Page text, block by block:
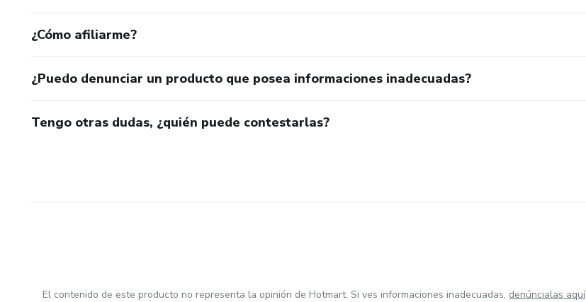
¿Cómo afiliarme?
¿Puedo denunciar un producto que posea informaciones inadecuadas?
Tengo otras dudas, ¿quién puede contestarlas?
El contenido de este producto no representa la opinión de Hotmart. Si ves informaciones inadecuadas, denúncialas aquí